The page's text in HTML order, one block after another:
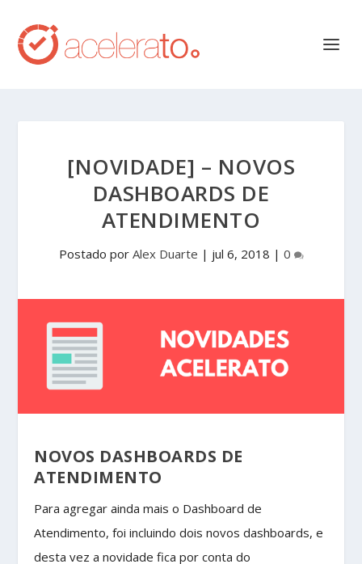
[NOVIDADE] – NOVOS
DASHBOARDS DE
ATENDIMENTO
Postado por Alex Duarte | jul 6, 2018 | 0
NOVOS DASHBOARDS DE
ATENDIMENTO
Para agregar ainda mais o Dashboard de
Atendimento, foi incluindo dois novos dashboards, e
desta vez a novidade fica por conta do